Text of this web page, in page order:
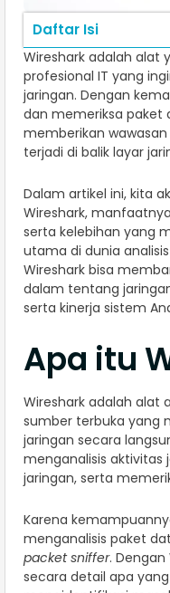
Daftar Isi
Wireshark adalah alat
profesional IT yang
jaringan. Dengan
dan memeriksa paket
memberikan
terjadi di balik layar
Dalam artikel ini, kita
Wireshark,
serta kelebihan yang
utama di dunia
Wireshark bisa
dalam tentang
serta kinerja sistem
Apa itu
Wireshark adalah alat
sumber terbuka yang
jaringan secara
menganalisis aktivitas
jaringan, serta
Karena
menganalisis paket
packet sniffer.
secara detail apa